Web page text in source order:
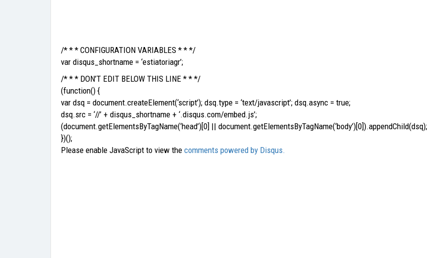
/* * * CONFIGURATION VARIABLES * * */
var disqus_shortname = ‘estiatoriagr’;
/* * * DON’T EDIT BELOW THIS LINE * * */
(function() {
var dsq = document.createElement(‘script’); dsq.type = ‘text/javascript’; dsq.async = true;
dsq.src = ‘//’ + disqus_shortname + ‘.disqus.com/embed.js’;
(document.getElementsByTagName(‘head’)[0] || document.getElementsByTagName(‘body’)[0]).appendChild(dsq);
})();
Please enable JavaScript to view the comments powered by Disqus.